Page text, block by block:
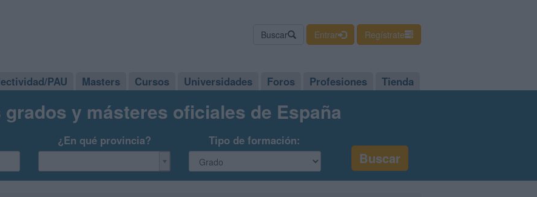
Buscar Entrar Regístrate
PAU Masters Cursos Universidades Foros Profesiones Tienda
grados y másteres oficiales de España
¿En qué provincia? Tipo de formación: